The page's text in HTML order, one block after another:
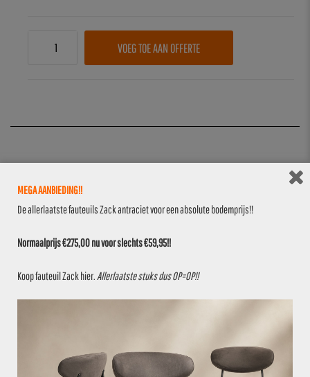
VOEG TOE AAN OFFERTE
industriele lage barkrukken.
Partijprijs € 99,95
MEGA AANBIEDING!!
De allerlaatste fauteuils Zack antraciet voor een absolute bodemprijs!!
Normaalprijs €275,00 nu voor slechts €59,95!!
Koop fauteuil Zackhier. Allerlaatste stuks dus OP=OP!!